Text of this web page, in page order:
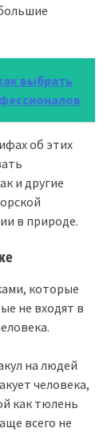
выбрать
об этих
и другие
в природе.
которые
не входят в
на людей
человека,
как тюлень
всего не